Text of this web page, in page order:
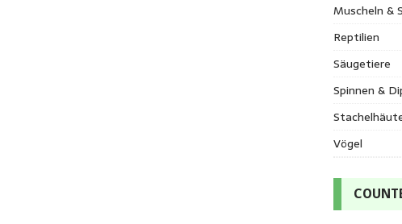
Muscheln &
Reptilien
Säugetiere
Spinnen &
Vögel